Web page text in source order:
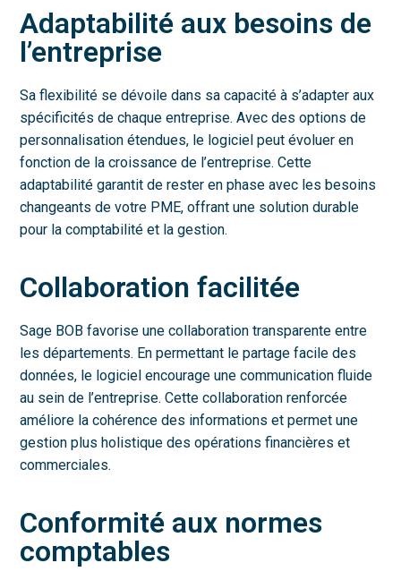
Adaptabilité aux besoins de
l’entreprise
Sa flexibilité se dévoile dans sa capacité à s’adapter aux
spécificités de chaque entreprise. Avec des options de
personnalisation étendues, le logiciel peut évoluer en
fonction de la croissance de l’entreprise. Cette
adaptabilité garantit de rester en phase avec les besoins
changeants de votre PME, offrant une solution durable
pour la comptabilité et la gestion.
Collaboration facilitée
Sage BOB favorise une collaboration transparente entre
les départements. En permettant le partage facile des
données, le logiciel encourage une communication fluide
au sein de l’entreprise. Cette collaboration renforcée
améliore la cohérence des informations et permet une
gestion plus holistique des opérations financières et
commerciales.
Conformité aux normes
comptables